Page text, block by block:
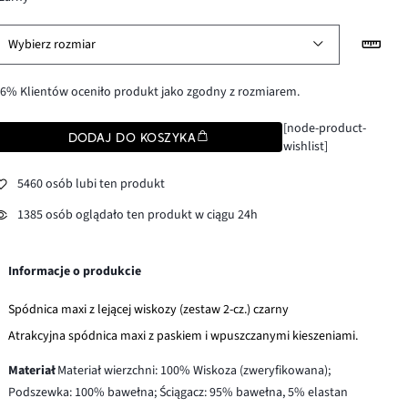
Wybierz rozmiar
Klientów oceniło produkt jako zgodny z rozmiarem.
DODAJ DO KOSZYKA
[node-product-
wishlist]
5460 osób lubi ten produkt
1385 osób oglądało ten produkt w ciągu 24h
Informacje o produkcie
Spódnica maxi z lejącej wiskozy (zestaw 2-cz.) czarny
Atrakcyjna spódnica maxi z paskiem i wpuszczanymi kieszeniami.
MateriałMateriał wierzchni: 100% Wiskoza (zweryfikowana);
Podszewka: 100% bawełna; Ściągacz: 95% bawełna, 5% elastan